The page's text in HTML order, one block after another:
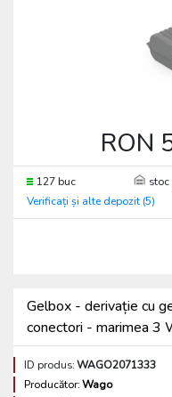
RON
127 buc
Verificați și alte depozit (5)
Gelbox - derivație cu
conectori - marimea
ID produs:WAGO2071333
Producător:Wago